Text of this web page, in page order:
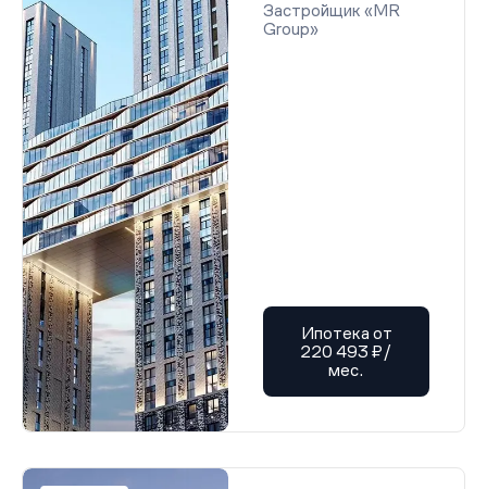
Застройщик «MR
Group»
Ипотека от
220 493 ₽/
мес.